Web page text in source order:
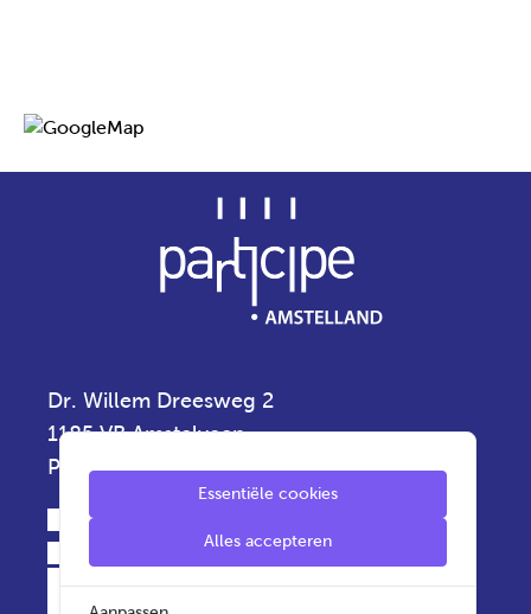
Dr. Willem Dreesweg 2
1185 VB Amstelveen
Privacyverklaring
020 - 5 430 430
info.amstelland@participe.nu
Essentiële cookies
Alles accepteren